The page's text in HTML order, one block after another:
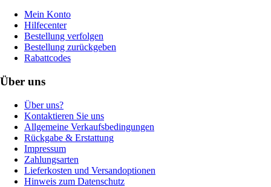
Mein Konto
Hilfecenter
Bestellung verfolgen
Bestellung zurückgeben
Rabattcodes
Über uns
Über uns?
Kontaktieren Sie uns
Allgemeine Verkaufsbedingungen
Rückgabe & Erstattung
Impressum
Zahlungsarten
Lieferkosten und Versandoptionen
Hinweis zum Datenschutz